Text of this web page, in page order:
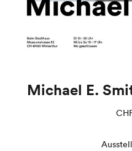
Michael E.